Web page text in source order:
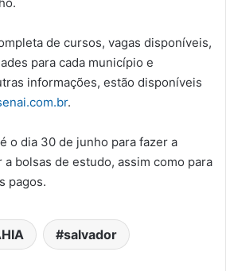
de cursos, vagas disponíveis,
para cada município e
informações, estão disponíveis
.
o dia 30 de junho para fazer a
bolsas de estudo, assim como para
pagos.
salvador